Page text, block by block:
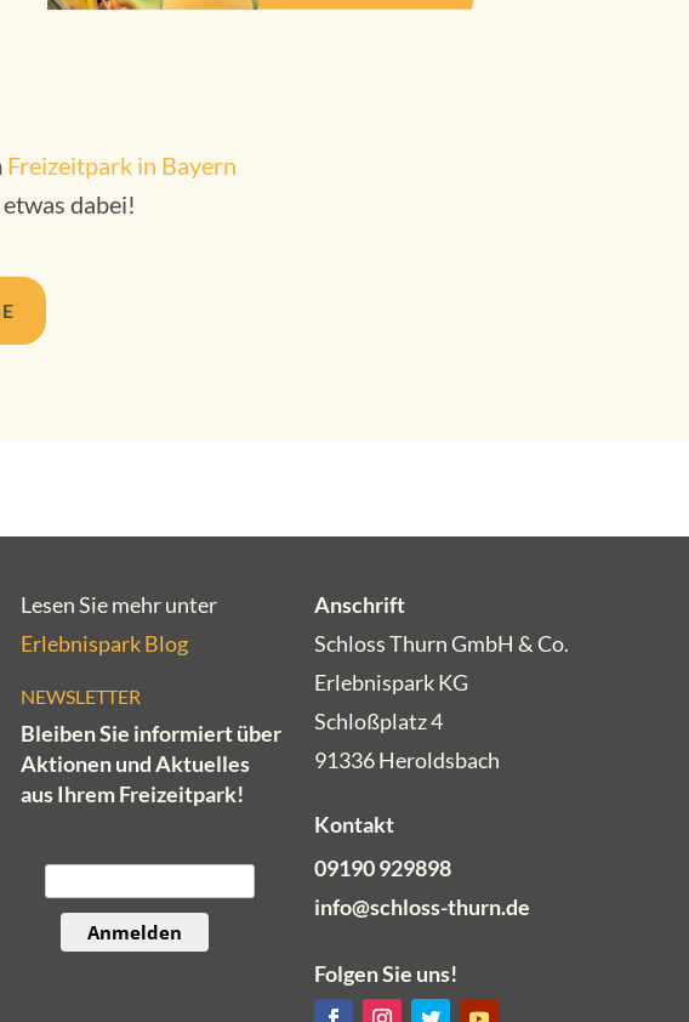
Freizeitpark in Bayern
dabei!
Lesen Sie mehr unter
Erlebnispark Blog
NEWSLETTER
Bleiben Sie informiert über
Aktionen und Aktuelles
aus Ihrem Freizeitpark!
Anmelden
Anschrift
Schloss Thurn GmbH & Co.
Erlebnispark KG
Schloßplatz 4
91336 Heroldsbach
Kontakt
09190 929898
info@schloss-thurn.de
Folgen Sie uns!